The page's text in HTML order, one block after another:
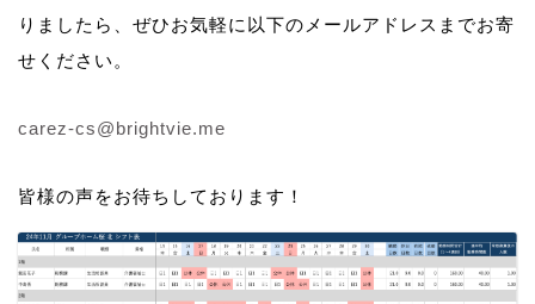
りましたら、ぜひお気軽に以下のメールアドレスまでお寄
せください。
carez-cs@brightvie.me
皆様の声をお待ちしております！